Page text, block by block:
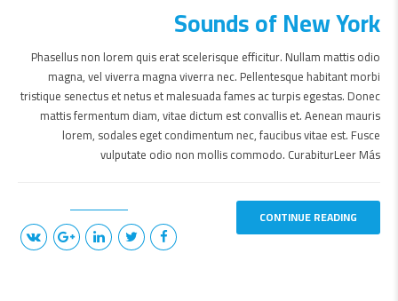
Sounds of New York
Phasellus non lorem quis erat scelerisque efficitur. Nullam mattis odio
magna, vel viverra magna viverra nec. Pellentesque habitant morbi
tristique senectus et netus et malesuada fames ac turpis egestas. Donec
mattis fermentum diam, vitae dictum est convallis et. Aenean mauris
lorem, sodales eget condimentum nec, faucibus vitae est. Fusce
vulputate odio non mollis commodo. CurabiturLeer Más
CONTINUE READING